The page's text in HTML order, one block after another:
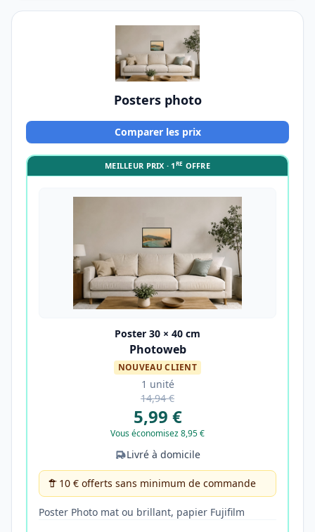
Posters photo
Comparer les prix
MEILLEUR PRIX · 1RE OFFRE
Poster 30 × 40 cm
Photoweb
NOUVEAU CLIENT
1 unité
14,94 €
5,99 €
Vous économisez 8,95 €
Livré à domicile
10 € offerts sans minimum de commande
Poster Photo mat ou brillant, papier Fujifilm